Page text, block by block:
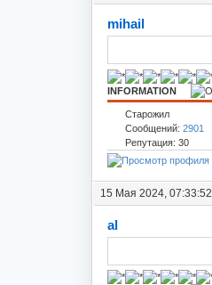
mihail
INFORMATION
Старожил
Сообщений: 2901
Репутация: 30
15 Мая 2024, 07:33:52
al